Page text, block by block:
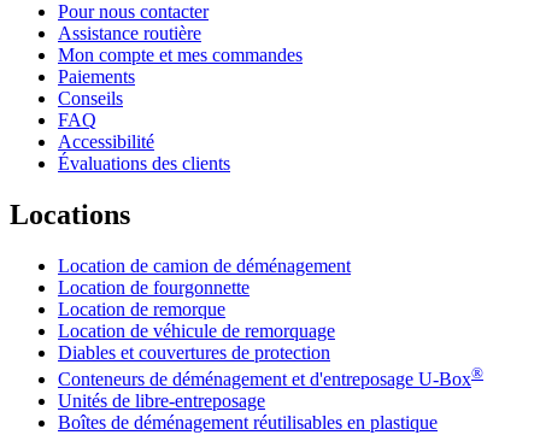
Pour nous contacter
Assistance routière
Mon compte et mes commandes
Paiements
Conseils
FAQ
Accessibilité
Évaluations des clients
Locations
Location de camion de déménagement
Location de fourgonnette
Location de remorque
Location de véhicule de remorquage
Diables et couvertures de protection
Conteneurs de déménagement et d'entreposage U-Box®
Unités de libre-entreposage
Boîtes de déménagement réutilisables en plastique